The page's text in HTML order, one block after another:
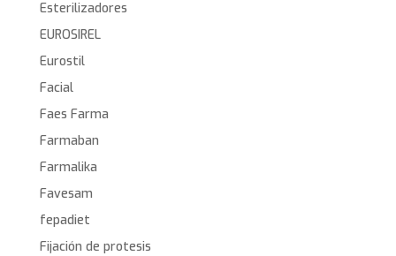
Esterilizadores
EUROSIREL
Eurostil
Facial
Faes Farma
Farmaban
Farmalika
Favesam
fepadiet
Fijación de protesis